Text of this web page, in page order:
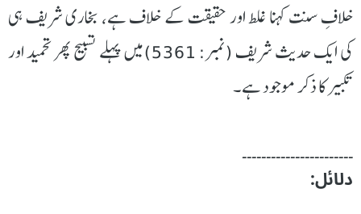
خلافِ سنت کہنا غلط اور حقیقت کے خلاف ہے، بخاری شریف ہی
کی ایک حدیث شریف (نمبر: 5361) میں پہلے تسبیح پھر تحمید اور
تکبیر کا ذکر موجود ہے۔
۔۔۔۔۔۔۔۔۔۔۔۔۔۔۔۔۔۔۔۔۔۔۔
دلائل: